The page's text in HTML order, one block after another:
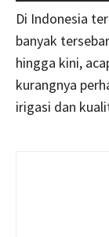
Di Indonesia
banyak
hingga kini,
kurangnya
irigasi dan